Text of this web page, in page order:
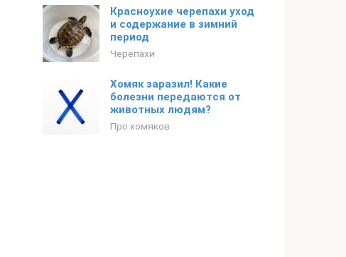
Красноухие черепахи уход
и содержание в зимний
период
Черепахи
Хомяк заразил! Какие
болезни передаются от
животных людям?
Про хомяков